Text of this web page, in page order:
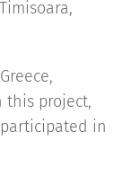
this project,
in